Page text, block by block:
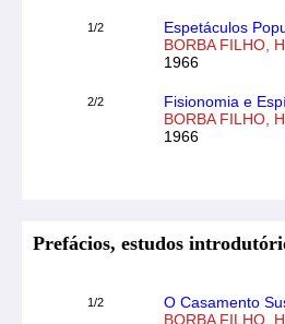
1/2
Espetáculos
BORBA FILHO,
1966
2/2
Fisionomia e
BORBA FILHO,
1966
Prefácios, estudos
1/2
O Casamento
BORBA FILHO,